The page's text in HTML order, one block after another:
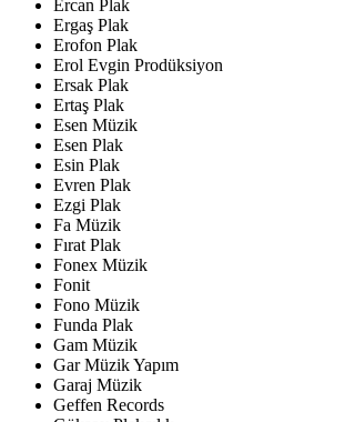
Ercan Plak
Ergaş Plak
Erofon Plak
Erol Evgin Prodüksiyon
Ersak Plak
Ertaş Plak
Esen Müzik
Esen Plak
Esin Plak
Evren Plak
Ezgi Plak
Fa Müzik
Fırat Plak
Fonex Müzik
Fonit
Fono Müzik
Funda Plak
Gam Müzik
Gar Müzik Yapım
Garaj Müzik
Geffen Records